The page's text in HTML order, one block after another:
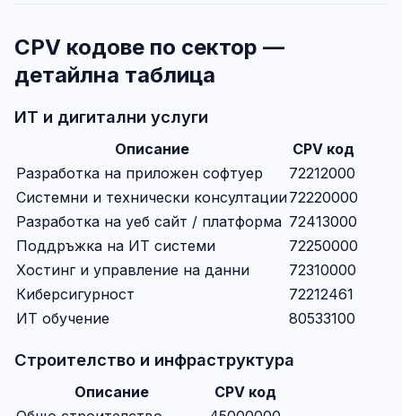
CPV кодове по сектор —
детайлна таблица
ИТ и дигитални услуги
Описание
CPV код
Разработка на приложен софтуер
72212000
Системни и технически консултации72220000
Разработка на уеб сайт / платформа 72413000
Поддръжка на ИТ системи
72250000
Хостинг и управление на данни
72310000
Киберсигурност
72212461
ИТ обучение
80533100
Строителство и инфраструктура
Описание
CPV код